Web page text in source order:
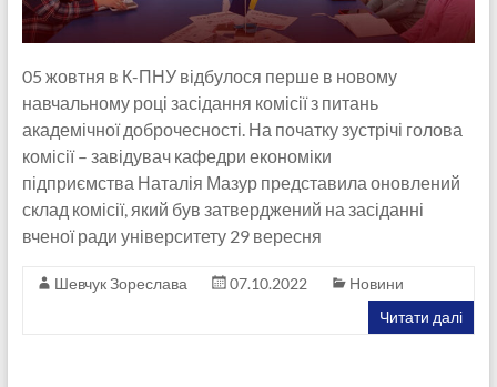
05 жовтня в К-ПНУ відбулося перше в новому
навчальному році засідання комісії з питань
академічної доброчесності. На початку зустрічі голова
комісії – завідувач кафедри економіки
підприємства Наталія Мазур представила оновлений
склад комісії, який був затверджений на засіданні
вченої ради університету 29 вересня
Шевчук Зореслава 07.10.2022
Новини
Читати далі